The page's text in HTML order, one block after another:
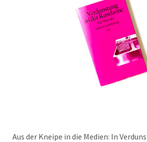
Aus der Kneipe in die Medien: In